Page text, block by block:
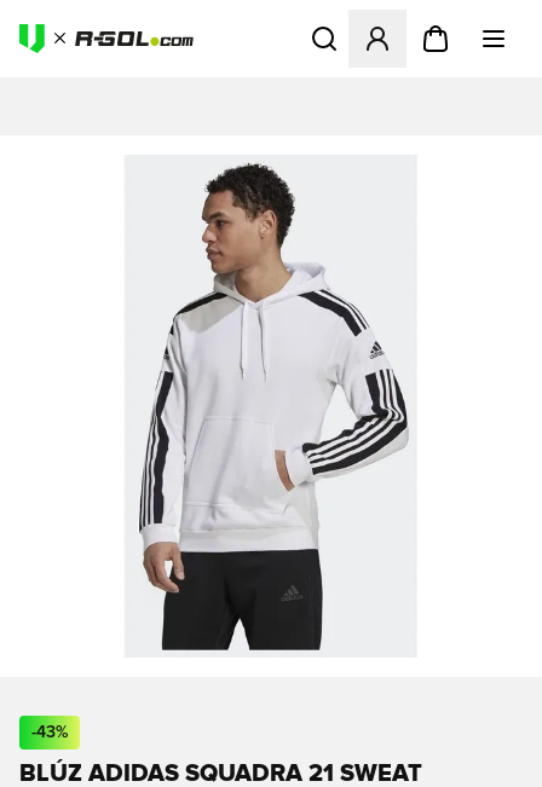
Megnyit egy modált a
-43%
BLÚZ ADIDAS SQUADRA 21 SWEAT